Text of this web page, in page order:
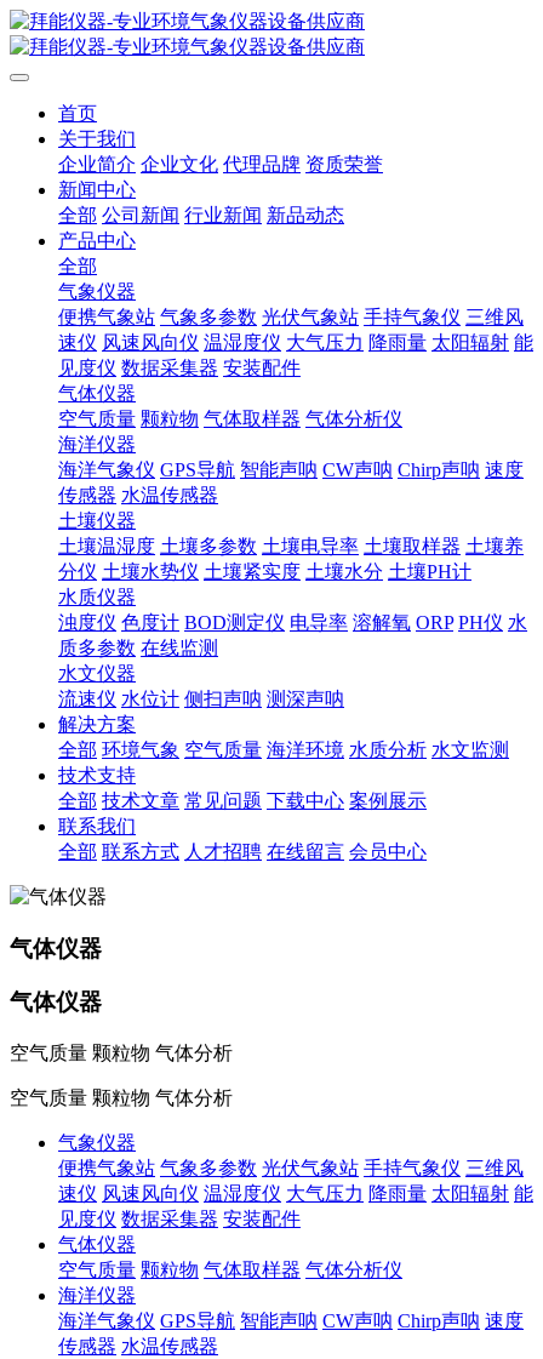
首页
关于我们
企业简介 企业文化 代理品牌 资质荣誉
新闻中心
全部 公司新闻 行业新闻 新品动态
产品中心
全部
气象仪器
便携气象站 气象多参数 光伏气象站 手持气象仪 三维风
速仪 风速风向仪 温湿度仪 大气压力 降雨量 太阳辐射 能
见度仪 数据采集器 安装配件
气体仪器
空气质量 颗粒物 气体取样器 气体分析仪
海洋仪器
海洋气象仪 GPS导航 智能声呐 CW声呐 Chirp声呐 速度
传感器 水温传感器
土壤仪器
土壤温湿度 土壤多参数 土壤电导率 土壤取样器 土壤养
分仪 土壤水势仪 土壤紧实度 土壤水分 土壤PH计
水质仪器
浊度仪 色度计 BOD测定仪 电导率 溶解氧 ORP PH仪 水
质多参数 在线监测
水文仪器
流速仪 水位计 侧扫声呐 测深声呐
解决方案
全部 环境气象 空气质量 海洋环境 水质分析 水文监测
技术支持
全部 技术文章 常见问题 下载中心 案例展示
联系我们
全部 联系方式 人才招聘 在线留言 会员中心
气体仪器
气体仪器
空气质量 颗粒物 气体分析
空气质量 颗粒物 气体分析
气象仪器
便携气象站 气象多参数 光伏气象站 手持气象仪 三维风
速仪 风速风向仪 温湿度仪 大气压力 降雨量 太阳辐射 能
见度仪 数据采集器 安装配件
气体仪器
空气质量 颗粒物 气体取样器 气体分析仪
海洋仪器
海洋气象仪 GPS导航 智能声呐 CW声呐 Chirp声呐 速度
传感器 水温传感器